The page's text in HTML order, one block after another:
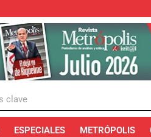
ESPECIALES METRÓPOLIS